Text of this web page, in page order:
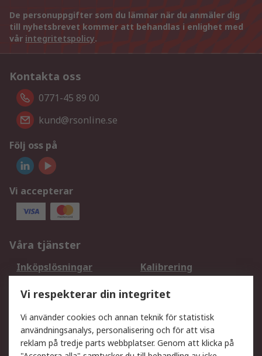
De personuppgifter som du lämnar när du anmäler dig
till nyhetsbrevet kommer att behandlas i enlighet med
vår integritetspolicy.
Kontakta oss
0771-45 89 00
kund@rsonline.se
Följ oss på
Vi accepterar
Våra tjänster
Inköpslösningar
Kalibrering
DesignSpark
Teknisk Support
Ditt lokala säljteam
Exportlösningar
Support
Vi respekterar din integritet
Vi använder cookies och annan teknik för statistisk
användningsanalys, personalisering och för att visa
reklam på tredje parts webbplatser. Genom att klicka på